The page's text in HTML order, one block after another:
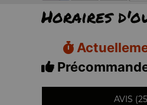
Horaires
AVIS